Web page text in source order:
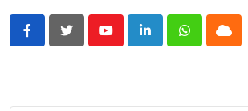
YoutubeLinkedInWhatsappCloud